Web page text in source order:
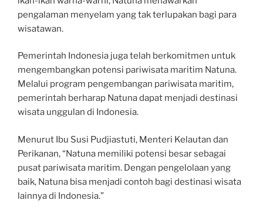
pengalaman menyelam yang tak terlupakan bagi para
wisatawan.
Pemerintah Indonesia juga telah berkomitmen untuk
mengembangkan potensi pariwisata maritim Natuna.
Melalui program pengembangan pariwisata maritim,
pemerintah berharap Natuna dapat menjadi destinasi
wisata unggulan di Indonesia.
Menurut Ibu Susi Pudjiastuti, Menteri Kelautan dan
Perikanan, “Natuna memiliki potensi besar sebagai
pusat pariwisata maritim. Dengan pengelolaan yang
baik, Natuna bisa menjadi contoh bagi destinasi wisata
lainnya di Indonesia.”